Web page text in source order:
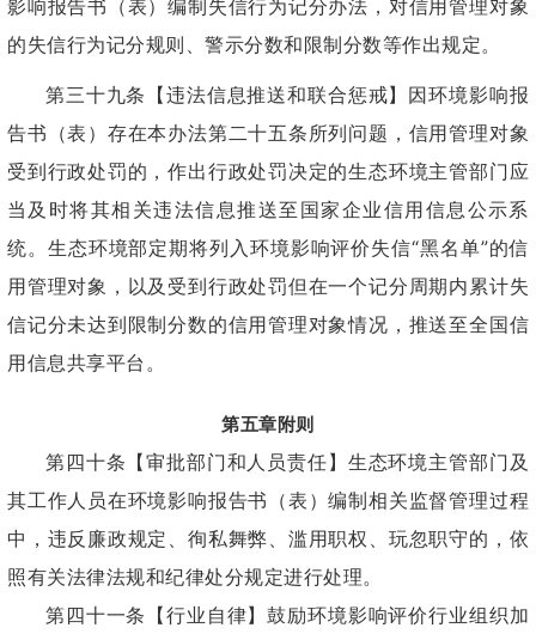
影响报告书（表）编制失信行为记分办法，对信用管理对象
的失信行为记分规则、警示分数和限制分数等作出规定。
第三十九条【违法信息推送和联合惩戒】因环境影响报
告书（表）存在本办法第二十五条所列问题，信用管理对象
受到行政处罚的，作出行政处罚决定的生态环境主管部门应
当及时将其相关违法信息推送至国家企业信用信息公示系
统。生态环境部定期将列入环境影响评价失信“黑名单”的信
用管理对象，以及受到行政处罚但在一个记分周期内累计失
信记分未达到限制分数的信用管理对象情况，推送至全国信
用信息共享平台。
第五章附则
第四十条【审批部门和人员责任】生态环境主管部门及
其工作人员在环境影响报告书（表）编制相关监督管理过程
中，违反廉政规定、徇私舞弊、滥用职权、玩忽职守的，依
照有关法律法规和纪律处分规定进行处理。
第四十一条【行业自律】鼓励环境影响评价行业组织加